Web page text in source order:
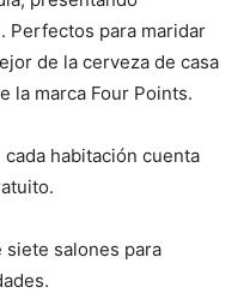
Perfectos para maridar
de la cerveza de casa
la marca Four Points.
habitación cuenta
siete salones para